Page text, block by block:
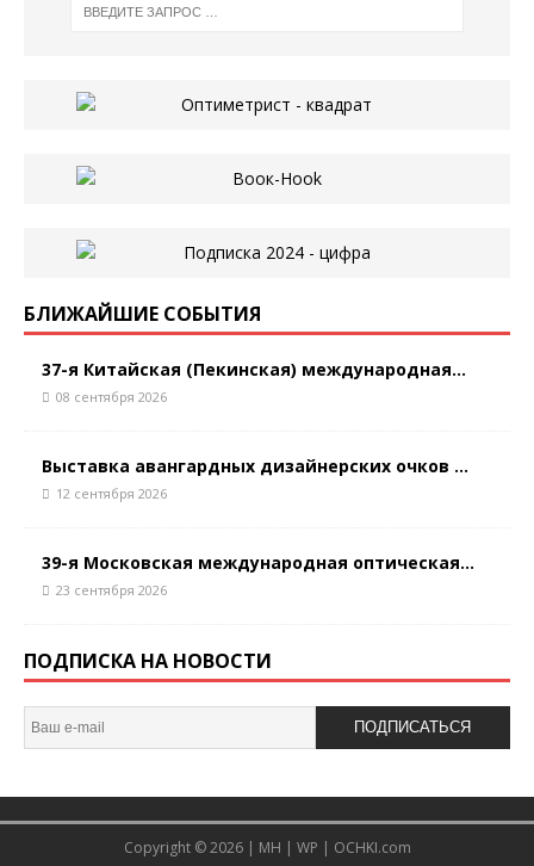
БЛИЖАЙШИЕ СОБЫТИЯ
37-я Китайская (Пекинская) международная...
08 сентября 2026
Выставка авангардных дизайнерских очков ...
12 сентября 2026
39-я Московская международная оптическая...
23 сентября 2026
ПОДПИСКА НА НОВОСТИ
ПОДПИСАТЬСЯ
Copyright © 2026 | MH | WP | OCHKI.com